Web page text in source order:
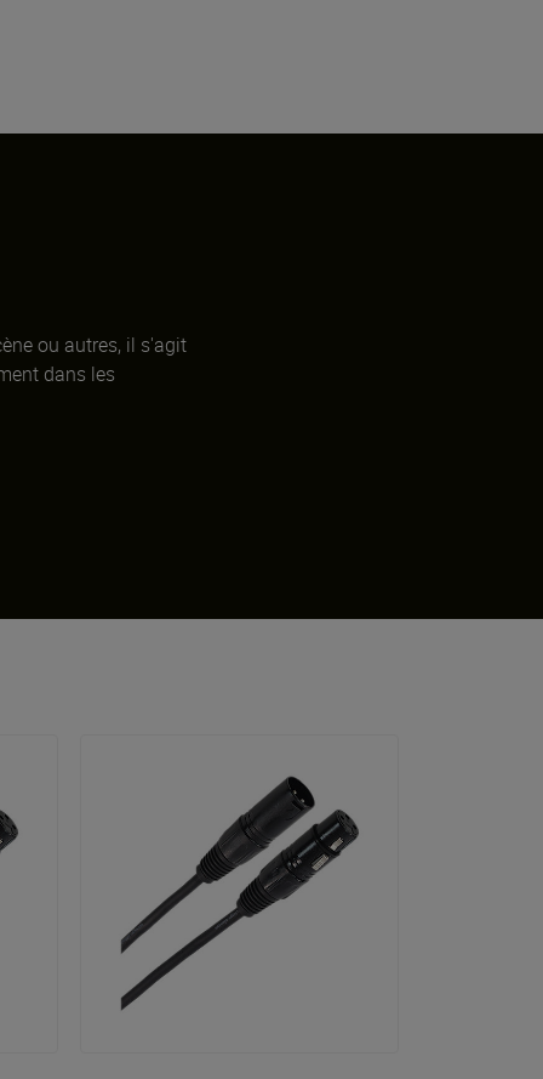
ou autres, il s'agit
dans les